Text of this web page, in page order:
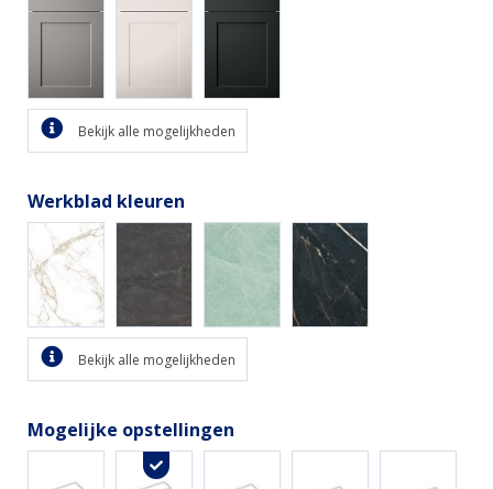
Bekijk alle mogelijkheden
Werkblad kleuren
Bekijk alle mogelijkheden
Mogelijke opstellingen